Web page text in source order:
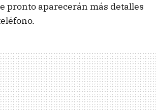
pronto aparecerán más detalles